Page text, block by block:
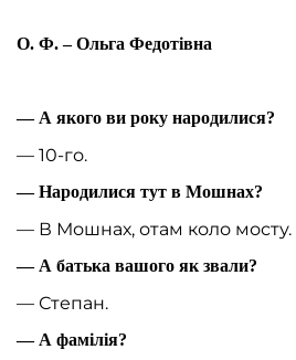
О. Ф. – Ольга Федотівна
— А якого ви року народилися?
— 10-го.
— Народилися тут в Мошнах?
— В Мошнах, отам коло мосту.
— А батька вашого як звали?
— Степан.
— А фамілія?